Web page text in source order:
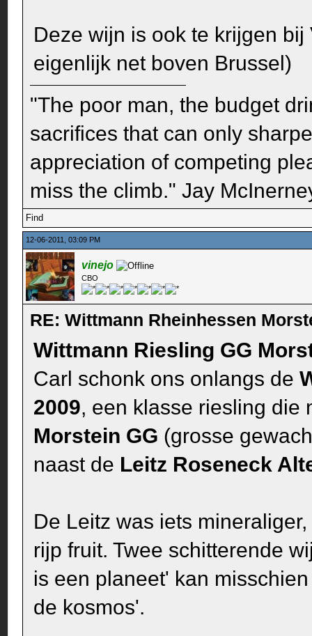
Deze wijn is ook te krijgen
eigenlijk net boven Brussel)
"The poor man, the budget
sacrifices that can only
appreciation of competing
miss the climb." Jay
Find
12-06-2011, 03:09 PM
vinejo
CBO
RE: Wittmann Rheinhessen
Wittmann Riesling GG
Carl schonk ons onlangs de
2009, een klasse riesling die
Morstein GG (grosse
naast de Leitz Roseneck
De Leitz was iets
rijp fruit. Twee schitterende
is een planeet' kan
de kosmos'.